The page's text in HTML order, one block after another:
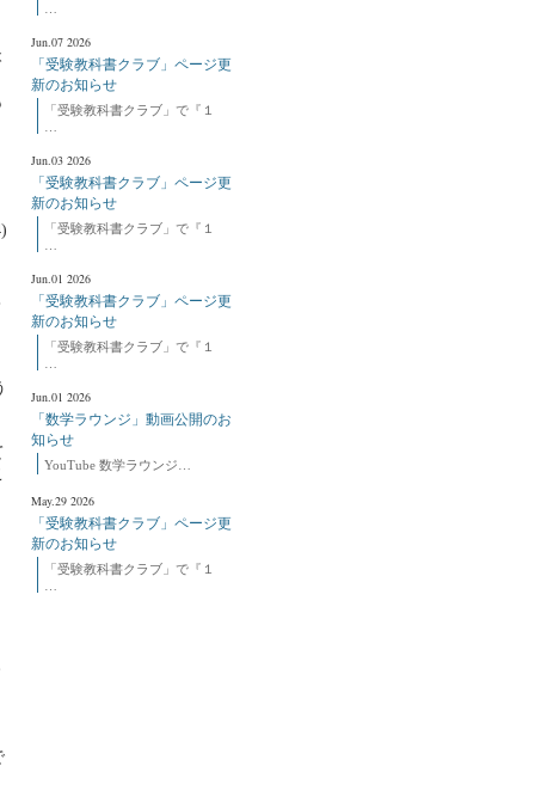
Jun.07 2026
「受験教科書クラブ」ページ更
新のお知らせ
「受験教科書クラブ」で『１
Jun.03 2026
「受験教科書クラブ」ページ更
新のお知らせ
「受験教科書クラブ」で『１
Jun.01 2026
「受験教科書クラブ」ページ更
新のお知らせ
「受験教科書クラブ」で『１
Jun.01 2026
「数学ラウンジ」動画公開のお
知らせ
YouTube 数学ラウンジ…
May.29 2026
「受験教科書クラブ」ページ更
新のお知らせ
「受験教科書クラブ」で『１